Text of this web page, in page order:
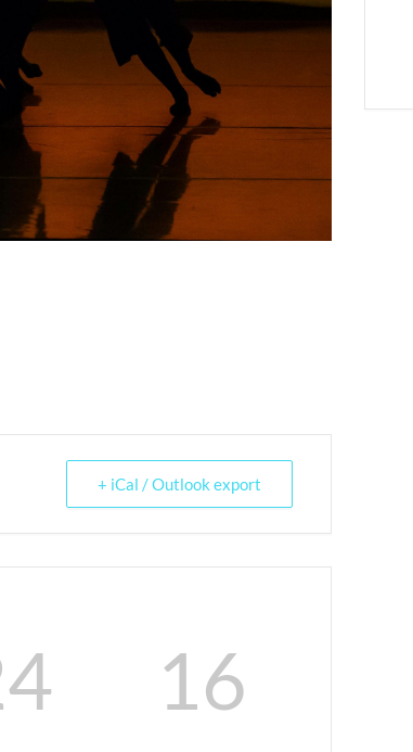
+ iCal / Outlook export
15